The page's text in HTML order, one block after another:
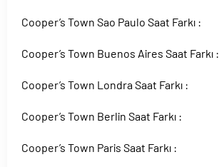
Cooper’s Town Sao Paulo Saat Farkı :
Cooper’s Town Buenos Aires Saat Farkı :
Cooper’s Town Londra Saat Farkı :
Cooper’s Town Berlin Saat Farkı :
Cooper’s Town Paris Saat Farkı :